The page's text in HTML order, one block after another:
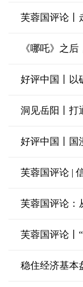
芙蓉国评论丨
《哪吒》之
好评中国丨以
洞见岳阳丨打
好评中国丨国
芙蓉国评论 |
芙蓉国评论：
芙蓉国评论丨
稳住经济基本